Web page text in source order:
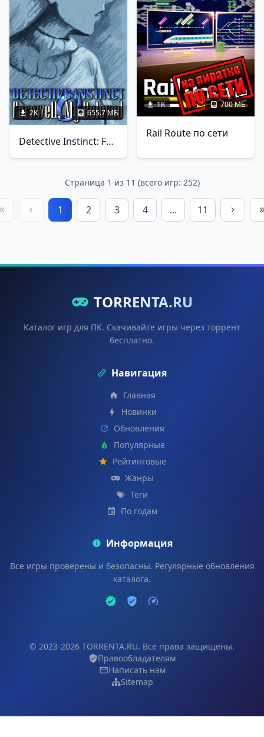
2K 655.7 МБ
Detective Instinct: Farewell, My Beloved
1K 700 МБ
Rail Route по сети
Страница 1 из 11 (всего игр: 252)
1 2 3 4 ... 11
TORRENTA.RU
Каталог игр для ПК. Скачивайте игры через торрент
бесплатно.
Навигация
Главная
Новинки
Обновления
Популярные
Рейтинговые
Жанры
Теги
По годам
Информация
Все игры проверены и безопасны. Регулярные обновления
каталога.
© 2023-2026 TORRENTA.RU. Все права защищены.
Правообладателям
Написать нам
Sitemap